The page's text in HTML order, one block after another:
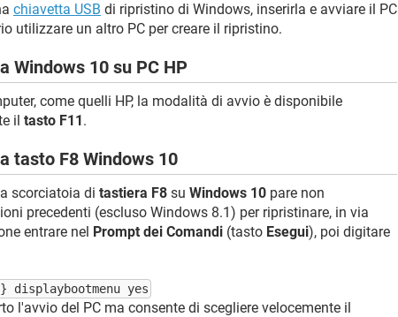
chiavetta USB di ripristino di Windows, inserirla e avviare il PC
utilizzare un altro PC per creare il ripristino.
Windows 10 su PC HP
come quelli HP, la modalità di avvio è disponibile
il tasto F11.
tasto F8 Windows 10
scorciatoia di tastiera F8 su Windows 10 pare non
precedenti (escluso Windows 8.1) per ripristinare, in via
entrare nel Prompt dei Comandi (tasto Esegui), poi digitare
yes
l'avvio del PC ma consente di scegliere velocemente il